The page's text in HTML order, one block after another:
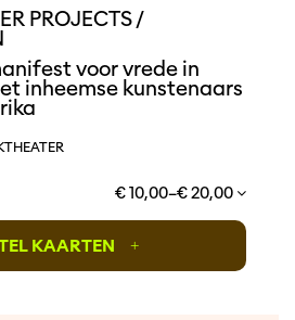
PROJECTS /
voor vrede in
inheemse kunstenaars
€ 10,00–€ 20,00
KAARTEN +